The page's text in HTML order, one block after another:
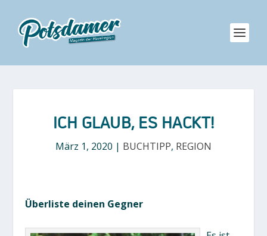
ICH GLAUB, ES HACKT!
März 1, 2020 | BUCHTIPP, REGION
Überliste deinen Gegner